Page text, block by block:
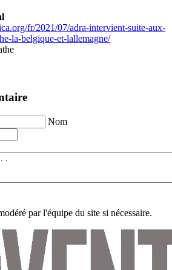
fr/2021/07/adra-intervient-suite-aux-
la-belgique-et-lallemagne/
Nom
par l'équipe du site si nécessaire.